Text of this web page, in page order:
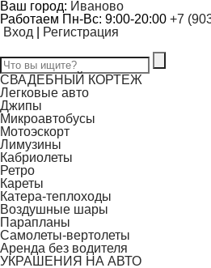
Ваш город: Иваново
Работаем Пн-Вс: 9:00-20:00 +7
Вход
Регистрация
СВАДЕБНЫЙ КОРТЕЖ
Легковые авто
Джипы
Микроавтобусы
Мотоэскорт
Лимузины
Кабриолеты
Ретро
Кареты
Катера-теплоходы
Воздушные шары
Парапланы
Самолеты-вертолеты
Аренда без водителя
УКРАШЕНИЯ НА АВТО